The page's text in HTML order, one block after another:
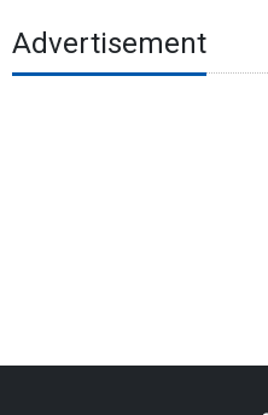
Advertisement